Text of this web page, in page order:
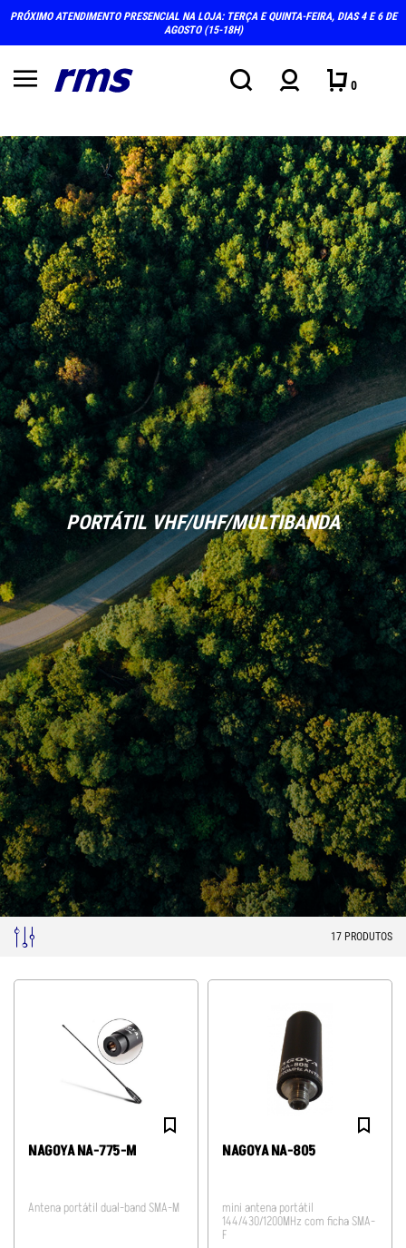
PRÓXIMO ATENDIMENTO PRESENCIAL NA LOJA: TERÇA E QUINTA-FEIRA, DIAS 4 E 6 DE
AGOSTO (15-18H)
0
PORTÁTIL VHF/UHF/MULTIBANDA
17PRODUTOS
NAGOYA NA-775-M
Antena portátil dual-band SMA-M
NAGOYA NA-805
mini antena portátil
144/430/1200MHz com ficha SMA-
F